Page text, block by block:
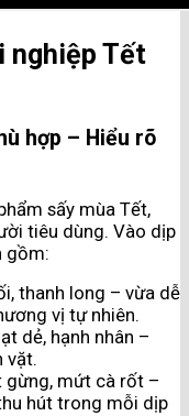
nghiệp Tết
hợp – Hiểu rõ
sấy mùa Tết,
tiêu dùng. Vào dịp
gồm:
thanh long – vừa dễ
vị tự nhiên.
dẻ, hạnh nhân –
vặt.
gừng, mứt cà rốt –
hút trong mỗi dịp